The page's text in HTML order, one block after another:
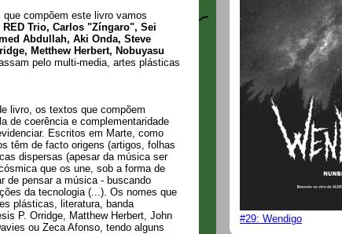
compõem este livro vamos
Trio, Carlos "Zíngaro", Sei
Abdullah, Aki Onda, Steve
Metthew Herbert, Nobuyasu
pelo multi-media, artes plásticas
livro, os textos que compõem
de coerência e complementaridade
Escritos em Marte, como
têm de facto origens (artigos, folhas
dispersas (apesar da música ser
que os une, sob a forma de
de pensar a música - buscando
da tecnologia (...). Os nomes que
plásticas, literatura, banda
P. Orridge, Matthew Herbert, John
ou Zeca Afonso, tendo alguns
#29: Wendigo